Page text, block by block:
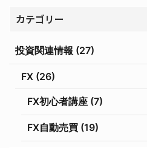
カテゴリー
投資関連情報 (27)
FX (26)
FX初心者講座 (7)
FX自動売買 (19)